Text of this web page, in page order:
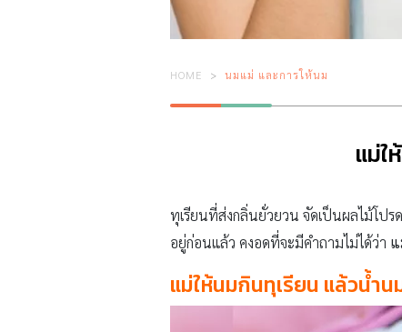
HOME นมแม่ และการให้นม
แม่ใ
ทุเรียนที่ส่งกลิ่นยั่วยวน จัดเป็นผลไม้โป
อยู่ก่อนแล้ว คงอดที่จะมีคำถามไม่ได้ว่า
แม่ให้นมกินทุเรียน แล้วน้ำ